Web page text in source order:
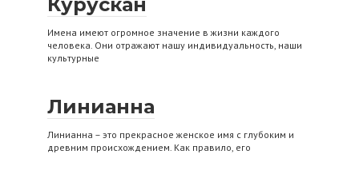
Имена имеют огромное значение в жизни каждого
человека. Они отражают нашу индивидуальность, наши
культурные
Линианна
Линианна – это прекрасное женское имя с глубоким и
древним происхождением. Как правило, его